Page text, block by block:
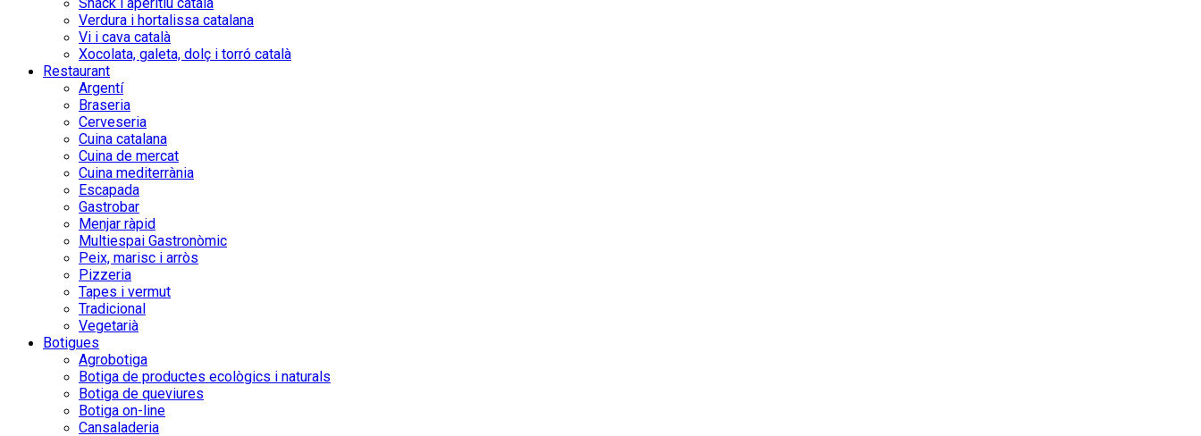
Verdura i hortalissa catalana
Vi i cava català
Xocolata, galeta, dolç i torró català
Restaurant
Argentí
Braseria
Cerveseria
Cuina catalana
Cuina de mercat
Cuina mediterrània
Escapada
Gastrobar
Menjar ràpid
Multiespai Gastronòmic
Peix, marisc i arròs
Pizzeria
Tapes i vermut
Tradicional
Vegetarià
Botigues
Agrobotiga
Botiga de productes ecològics i naturals
Botiga de queviures
Botiga on-line
Cansaladeria